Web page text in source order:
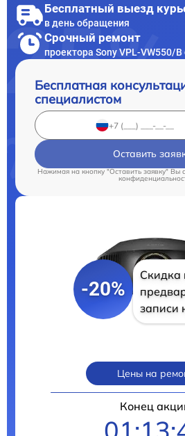
Бесплатный выезд
в день обращения
Срочный ремонт
проектора Sony VPL-VW550/
Бесплатная
специалистом
Оставить
Нажимая на кнопку "Оставить заявку" Вы
-20%
Скидка
записи
Цены на
Конец